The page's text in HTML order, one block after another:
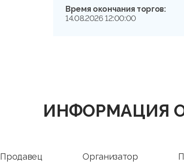
Время окончания торгов:
14.08.2026 12:00:00
ИНФОРМАЦИЯ
Продавец Организатор